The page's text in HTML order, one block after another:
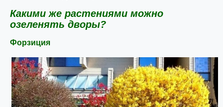
Какими же растениями можно
озеленять дворы?
Форзиция